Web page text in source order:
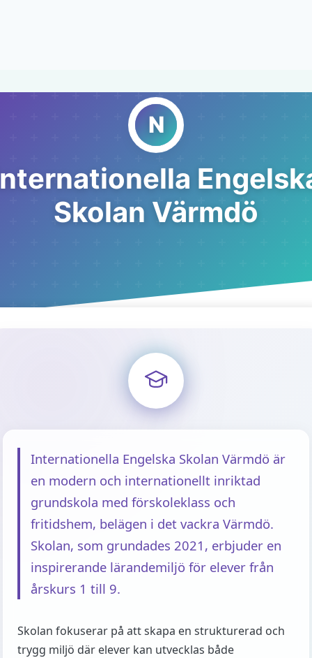
Skolan Värmdö
Internationella Engelska Skolan Värmdö är
en modern och internationellt inriktad
grundskola med förskoleklass och
fritidshem, belägen i det vackra Värmdö.
Skolan, som grundades 2021, erbjuder en
inspirerande lärandemiljö för elever från
årskurs 1 till 9.
Skolan fokuserar på att skapa en strukturerad och
trygg miljö där elever kan utvecklas både